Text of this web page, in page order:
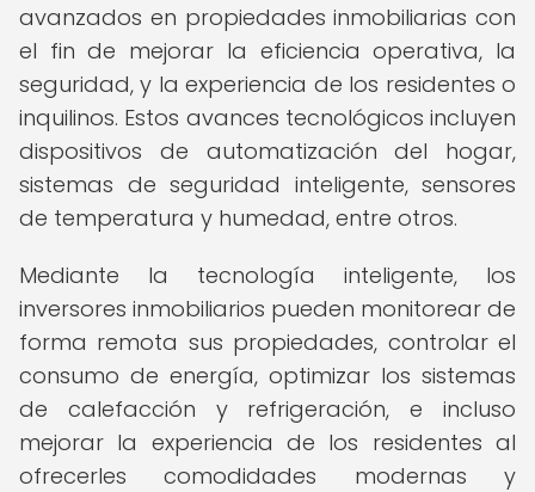
avanzados en propiedades inmobiliarias con
el fin de mejorar la eficiencia operativa, la
seguridad, y la experiencia de los residentes o
inquilinos. Estos avances tecnológicos incluyen
dispositivos de automatización del hogar,
sistemas de seguridad inteligente, sensores
de temperatura y humedad, entre otros.
Mediante la tecnología inteligente, los
inversores inmobiliarios pueden monitorear de
forma remota sus propiedades, controlar el
consumo de energía, optimizar los sistemas
de calefacción y refrigeración, e incluso
mejorar la experiencia de los residentes al
ofrecerles comodidades modernas y